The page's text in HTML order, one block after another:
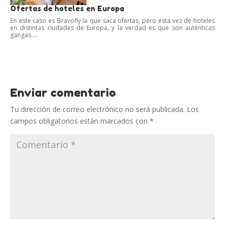
Ofertas de hoteles en Europa
En este caso es Bravofly la que saca ofertas, pero esta vez de hoteles
en distintas ciudades de Europa, y la verdad es que son auténticas
gangas....
Enviar comentario
Tu dirección de correo electrónico no será publicada. Los
campos obligatorios están marcados con *